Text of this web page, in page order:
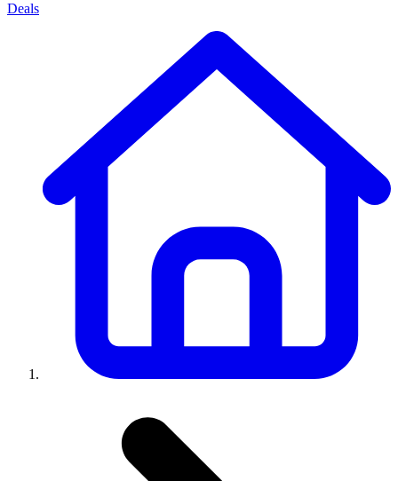
Deals